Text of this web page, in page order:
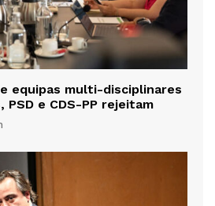
equipas multi-disciplinares
e CDS-PP rejeitam